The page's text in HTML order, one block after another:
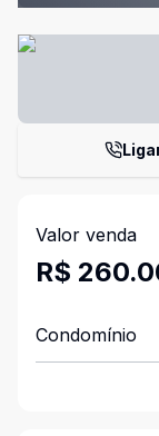
Valor venda
R$
Condomínio